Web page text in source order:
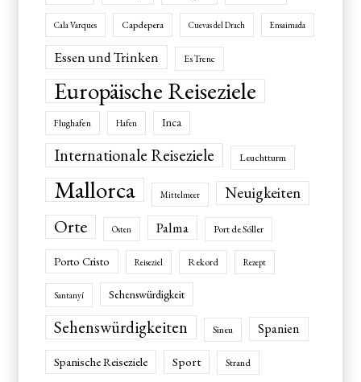
Cala Varques Capdepera Cuevas del Drach Ensaimada
Essen und Trinken Es Trenc
Europäische Reiseziele
Flughafen Hafen Inca
Internationale Reiseziele Leuchtturm
Mallorca Mittelmeer Neuigkeiten
Orte Osten Palma Port de Sóller
Porto Cristo Reiseziel Rekord Rezept
Santanyí Sehenswürdigkeit
Sehenswürdigkeiten Sineu Spanien
Spanische Reiseziele Sport Strand